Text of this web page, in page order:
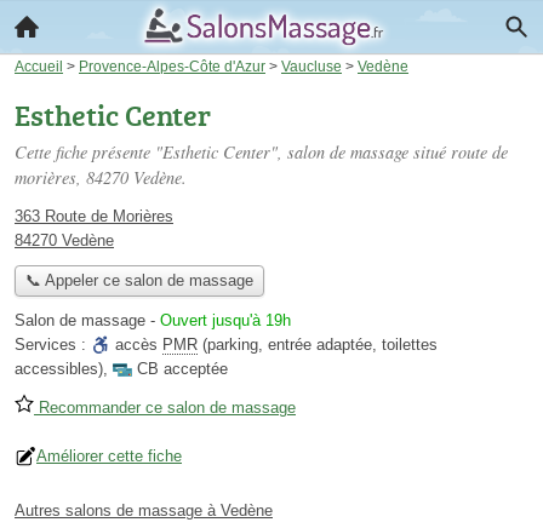
Accueil > Provence-Alpes-Côte d'Azur > Vaucluse > Vedène
Esthetic Center
Cette fiche présente "Esthetic Center", salon de massage situé route de
morières, 84270 Vedène.
363 Route de Morières
84270 Vedène
📞 Appeler ce salon de massage
Salon de massage - Ouvert jusqu'à 19h
Services :
accès PMR (parking, entrée adaptée, toilettes
accessibles), CB acceptée
Recommander ce salon de massage
Améliorer cette fiche
Autres salons de massage à Vedène